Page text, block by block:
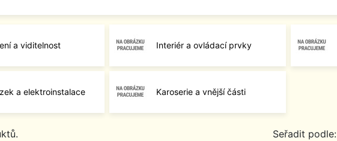
a viditelnost Interiér a ovládací prvky
a elektroinstalace Karoserie a vnější části
Seřadit podle: